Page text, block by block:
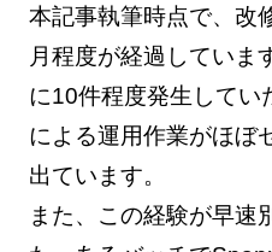
本記事執筆時点で、改
月程度が経過していま
に10件程度発生してい
による運用作業がほぼ
出ています。
また、この経験が早速